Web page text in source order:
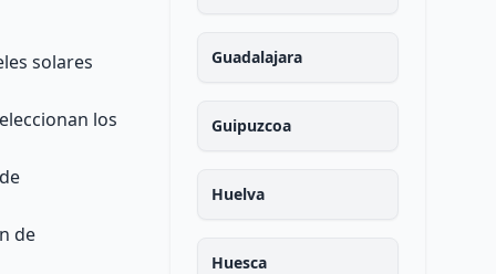
solares
los
de
Guadalajara
Guipuzcoa
Huelva
Huesca